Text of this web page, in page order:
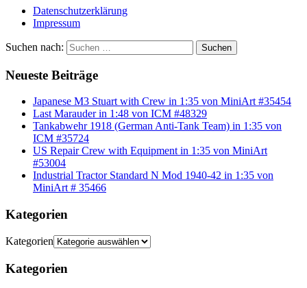
Datenschutzerklärung
Impressum
Suchen nach: Suchen
Neueste Beiträge
Japanese M3 Stuart with Crew in 1:35 von MiniArt #35454
Last Marauder in 1:48 von ICM #48329
Tankabwehr 1918 (German Anti-Tank Team) in 1:35 von
ICM #35724
US Repair Crew with Equipment in 1:35 von MiniArt
#53004
Industrial Tractor Standard N Mod 1940-42 in 1:35 von
MiniArt # 35466
Kategorien
Kategorien
Kategorien